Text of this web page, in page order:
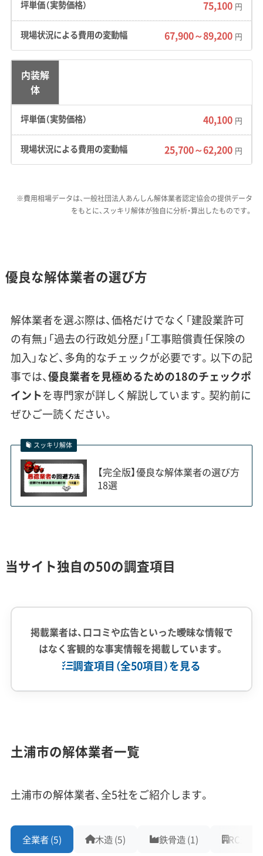
す。そのため、道幅が4mに満たない狭い道路が
多く、大型の重機やダンプトラックが現場まで
入れないケースが少なくありません。
費用への影響：
る場合、重機が沈むのを防ぐために厚い鉄板を
敷く作業（地盤養生）が欠かせません。これは追
加費用として見積もりに計上されることがあり
ます。また、狭い道路に面した現場では、2トン
んぱん）」という作業が必要です。このため、人件
費」が見積もりに入ることが多いの
ですが、この項目について「なぜ必
要なのか」「どんな作業をするのか」
を具体的に説明してくれる業者を
選んでください。私がこれまでに見
てきたトラブルでは、養生が不十分
しまったという事例もあります。リ
スクをきちんと説明できるかは、信
頼できる業者を見極める重要なポ
イントです。
霞ヶ浦沿岸の軟弱地盤と液状化リスク
した経緯があり、解体工事では重機の沈下や、
地中に残った障害物の撤去が難しくなるとい
岸の地盤リスクです。特に土浦駅東口から港町にか
土地のため、地盤が非常に軟弱です。
2011年の東日本大震災では、この地域で深刻な液状
化被害が発生しました。地表面に亀裂が入ったり、
75,100 円
67,900～89,200 円
内装解
体
40,100 円
25,700～62,200 円
※費用相場データは、一般社団法人あんしん解体業者認定協会の提供データ
をもとに、スッキリ解体が独自に分析・算出したものです。
優良な解体業者の選び方
解体業者を選ぶ際は、価格だけでなく「建設業許可
の有無」「過去の行政処分歴」「工事賠償責任保険の
加入」など、多角的なチェックが必要です。以下の記
事では、優良業者を見極めるための18のチェックポ
イントを専門家が詳しく解説しています。契約前に
ぜひご一読ください。
スッキリ解体
【完全版】優良な解体業者の選び方
18選
当サイト独自の50の調査項目
掲載業者は、口コミや広告といった曖昧な情報で
はなく客観的な事実情報を掲載しています。
調査項目（全50項目）を見る
従業員30人以上
中間処理場保有
アスベストレベル1,2除去 ブロック塀
土木工事
土浦市の解体業者一覧
土浦市の解体業者、全5社をご紹介します。
全業者 (5) 木造 (5) 鉄骨造 (1) RC造 (1)